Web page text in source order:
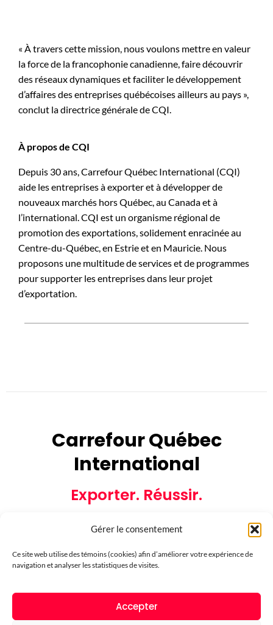
Gérer le consentement
Ce site web utilise des témoins (cookies) afin d’améliorer votre expérience de
navigation et analyser les statistiques de visites.
Accepter
« À travers cette mission, nous voulons mettre en valeur
la force de la francophonie canadienne, faire découvrir
des réseaux dynamiques et faciliter le développement
d’affaires des entreprises québécoises ailleurs au pays »,
conclut la directrice générale de CQI.
À propos de CQI
Depuis 30 ans, Carrefour Québec International (CQI)
aide les entreprises à exporter et à développer de
nouveaux marchés hors Québec, au Canada et à
l’international. CQI est un organisme régional de
promotion des exportations, solidement enracinée au
Centre-du-Québec, en Estrie et en Mauricie. Nous
proposons une multitude de services et de programmes
pour supporter les entreprises dans leur projet
d’exportation.
Carrefour Québec
International
Exporter. Réussir.